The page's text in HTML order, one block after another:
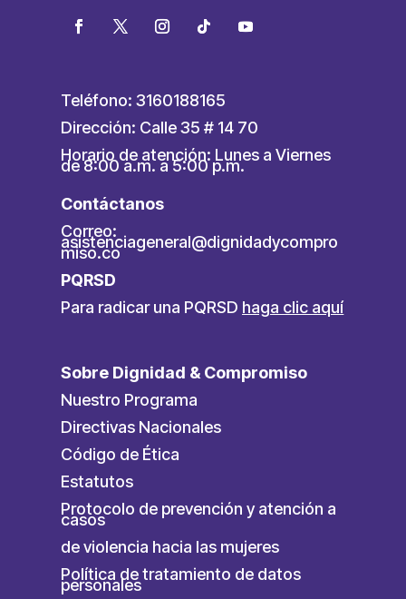
Teléfono: 3160188165
Dirección: Calle 35 # 14 70
Horario de atención: Lunes a Viernes
de 8:00 a.m. a 5:00 p.m.
Contáctanos
Correo:
asistenciageneral@dignidadycompro
miso.co
PQRSD
Para radicar una PQRSD haga clic aquí
Sobre Dignidad & Compromiso
Nuestro Programa
Directivas Nacionales
Código de Ética
Estatutos
Protocolo de prevención y atención a
casos
de violencia hacia las mujeres
Política de tratamiento de datos
personales